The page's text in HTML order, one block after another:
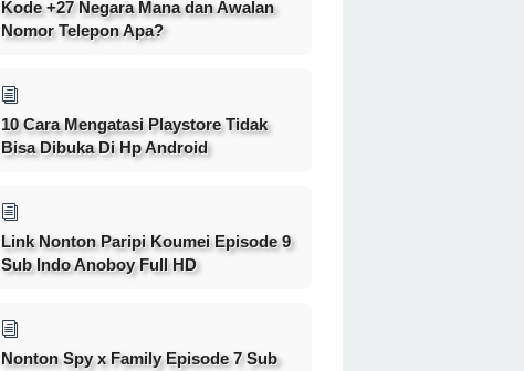
Kode +27 Negara Mana dan Awalan
Nomor Telepon Apa?
10 Cara Mengatasi Playstore Tidak
Bisa Dibuka Di Hp Android
Link Nonton Paripi Koumei Episode 9
Sub Indo Anoboy Full HD
Nonton Spy x Family Episode 7 Sub